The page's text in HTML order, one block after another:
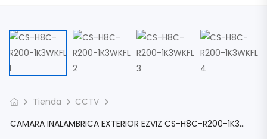
Tienda
CCTV
CAMARA INALAMBRICA EXTERIOR EZVIZ CS-H8C-R200-1K3WKFL TIPO PTZ 3MP LENTE 4MM DETENCION DE MOVIMIENTO H.265 FULL HD WIFI AUDIO SLOT MICROSD CS-H8C-R200-1K3WKFL